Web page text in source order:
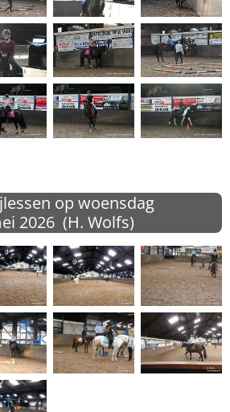
op woensdag
2026 (H. Wolfs)